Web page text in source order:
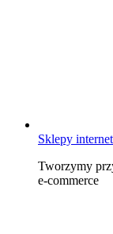
Sklepy
Tworzymy
e-commerce